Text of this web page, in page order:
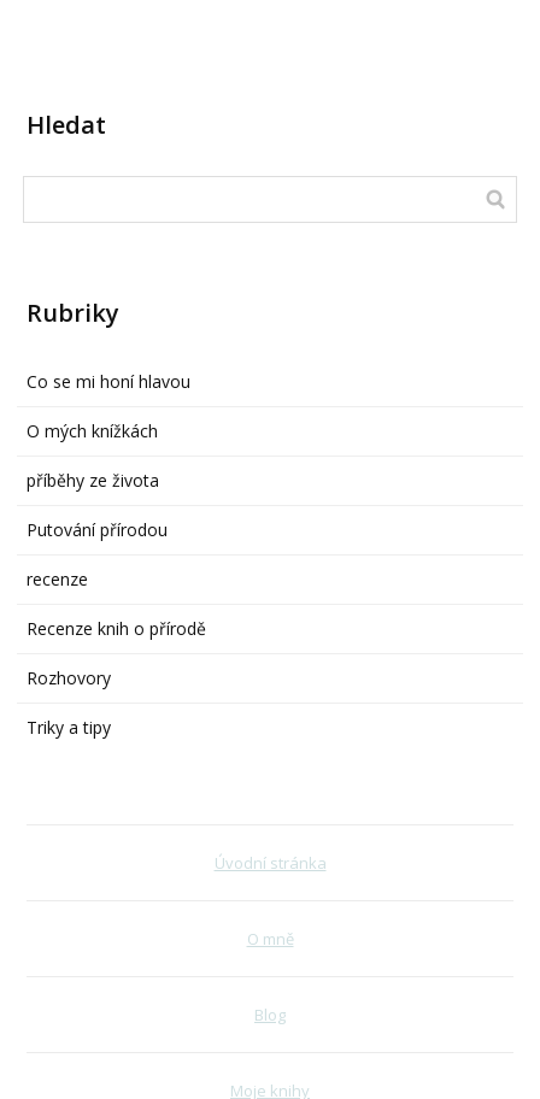
Hledat
Rubriky
Co se mi honí hlavou
O mých knížkách
příběhy ze života
Putování přírodou
recenze
Recenze knih o přírodě
Rozhovory
Triky a tipy
Úvodní stránka
O mně
Blog
Moje knihy